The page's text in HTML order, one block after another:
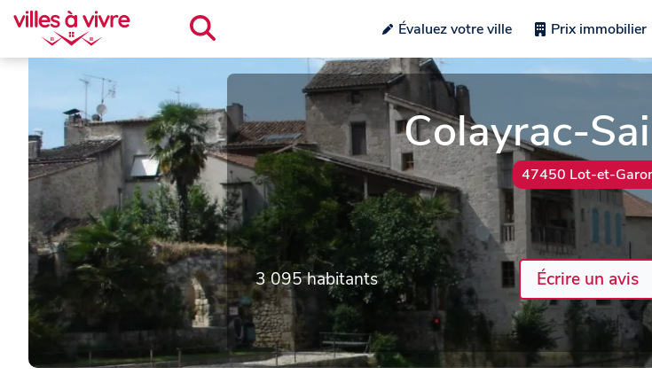
Évaluez votre ville Prix immobilier
Colayrac-
47450 Lot-et-
3 095 habitants Écrire un avis